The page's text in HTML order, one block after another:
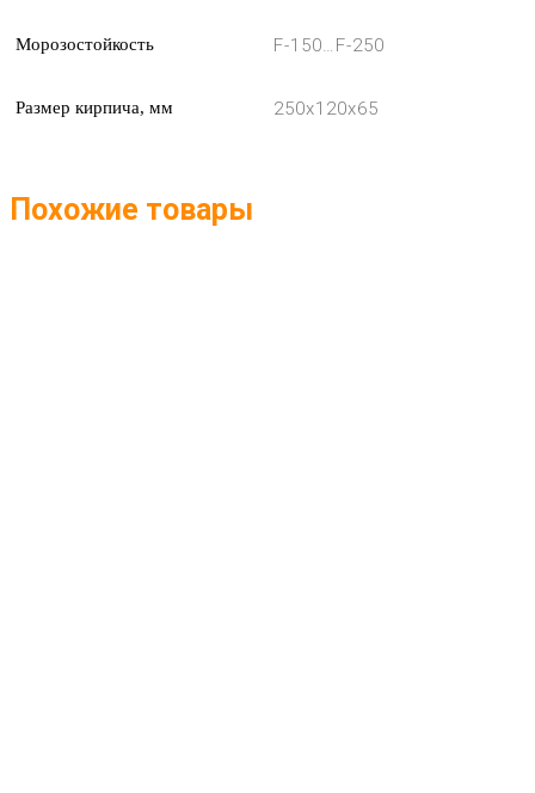
Морозостойкость F-150…F-250
Размер кирпича, мм 250x120x65
Похожие товары